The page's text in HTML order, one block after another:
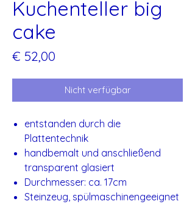
Kuchenteller big
cake
€ 52,00
Nicht verfügbar
entstanden durch die
Plattentechnik
handbemalt und anschließend
transparent glasiert
Durchmesser: ca. 17cm
Steinzeug, spülmaschinengeeignet